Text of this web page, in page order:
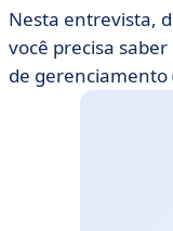
Nesta entrevista,
você precisa
de gerenciamento